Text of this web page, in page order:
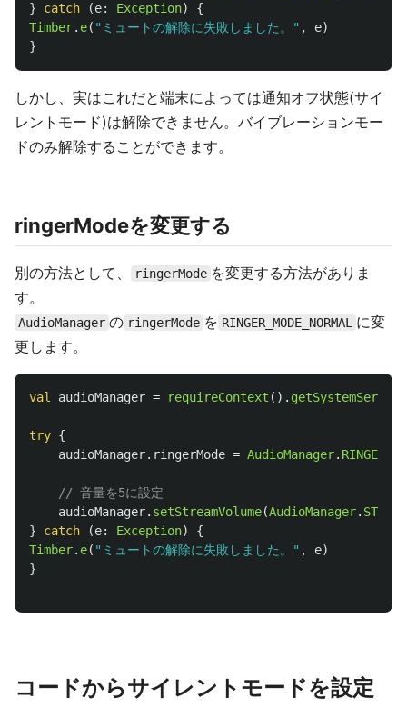
}
catch (e: Exception)
{
Timber. e( "ミュートの解除に失敗しました。" , e)
}
しかし、実はこれだと端末によっては通知オフ状態(サイ
レントモード)は解除できません。バイブレーションモー
ドのみ解除することができます。
ringerModeを変更する
別の方法として、 ringerMode を変更する方法がありま
す。
AudioManager の ringerMode を RINGER_MODE_NORMAL
に変
更します。
val audioManager = requireContext (). getSystemService
try {
audioManager. ringerMode = AudioManager.
// 音量を5に設定
audioManager. setStreamVolume(AudioManager.
}
catch (e: Exception)
{
Timber. e( "ミュートの解除に失敗しました。" , e)
}
コードからサイレントモードを設定